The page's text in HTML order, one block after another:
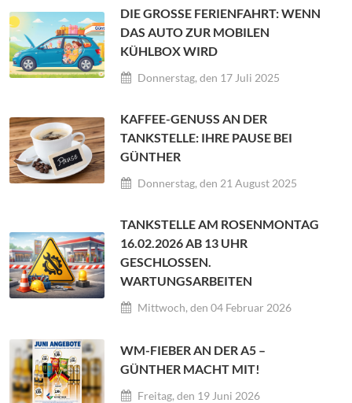
DIE GROSSE FERIENFAHRT: WENN D
AS AUTO ZUR MOBILEN K
ÜHLBOX WIRD
Donnerstag, den 17 Juli 2025
KAFFEE-GENUSS AN DER
TANKSTELLE: IHRE PAUSE BEI
GÜNTHER
Donnerstag, den 21 August 2025
TANKSTELLE AM ROSENMONTAG
16.02.2026 AB 13 UHR
GESCHLOSSEN.
WARTUNGSARBEITEN
Mittwoch, den 04 Februar 2026
WM-FIEBER AN DER A5 –
GÜNTHER MACHT MIT!
Freitag, den 19 Juni 2026